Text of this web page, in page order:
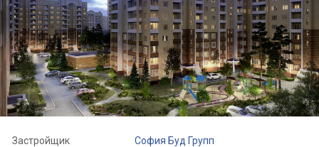
Застройщик София Буд Групп